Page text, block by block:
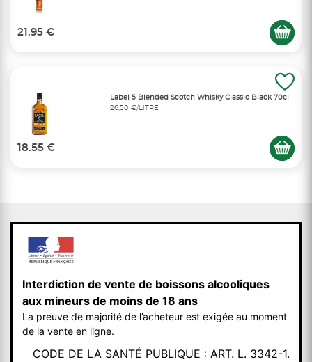
21.95 €
Label 5 Blended Scotch Whisky Classic Black 70cl
26,50 €/LITRE
18.55 €
Interdiction de vente de boissons alcooliques
aux mineurs de moins de 18 ans
La preuve de majorité de l’acheteur est exigée au moment
de la vente en ligne.
CODE DE LA SANTÉ PUBLIQUE : ART. L. 3342-1.